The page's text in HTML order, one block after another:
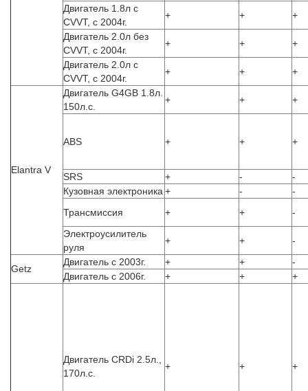
Двигатель 1.8л с
CVVT, с 2004г.
+ +
+
Двигатель 2.0л без
CVVT, с 2004г.
+ +
+
Двигатель 2.0л с
CVVT, с 2004г.
+ + +
Elantra V
Двигатель G4GB 1.8л.
150л.с.
+ + +
ABS + + +
SRS + -
-
Кузовная электроника + -
-
Трансмиссия
+ +
-
Электроусилитель
руля
+ + -
Getz
Двигатель с 2003г. + +
-
Двигатель с 2006г.
+ + +
Двигатель CRDi 2.5л.,
170л.с.
+ + +